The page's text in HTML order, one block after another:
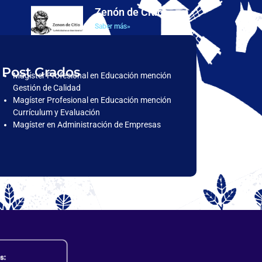
Zenón de Citio
Saber más»
Post Grados
Magíster Profesional en Educación mención
Gestión de Calidad
Magíster Profesional en Educación mención
Currículum y Evaluación
Magíster en Administración de Empresas